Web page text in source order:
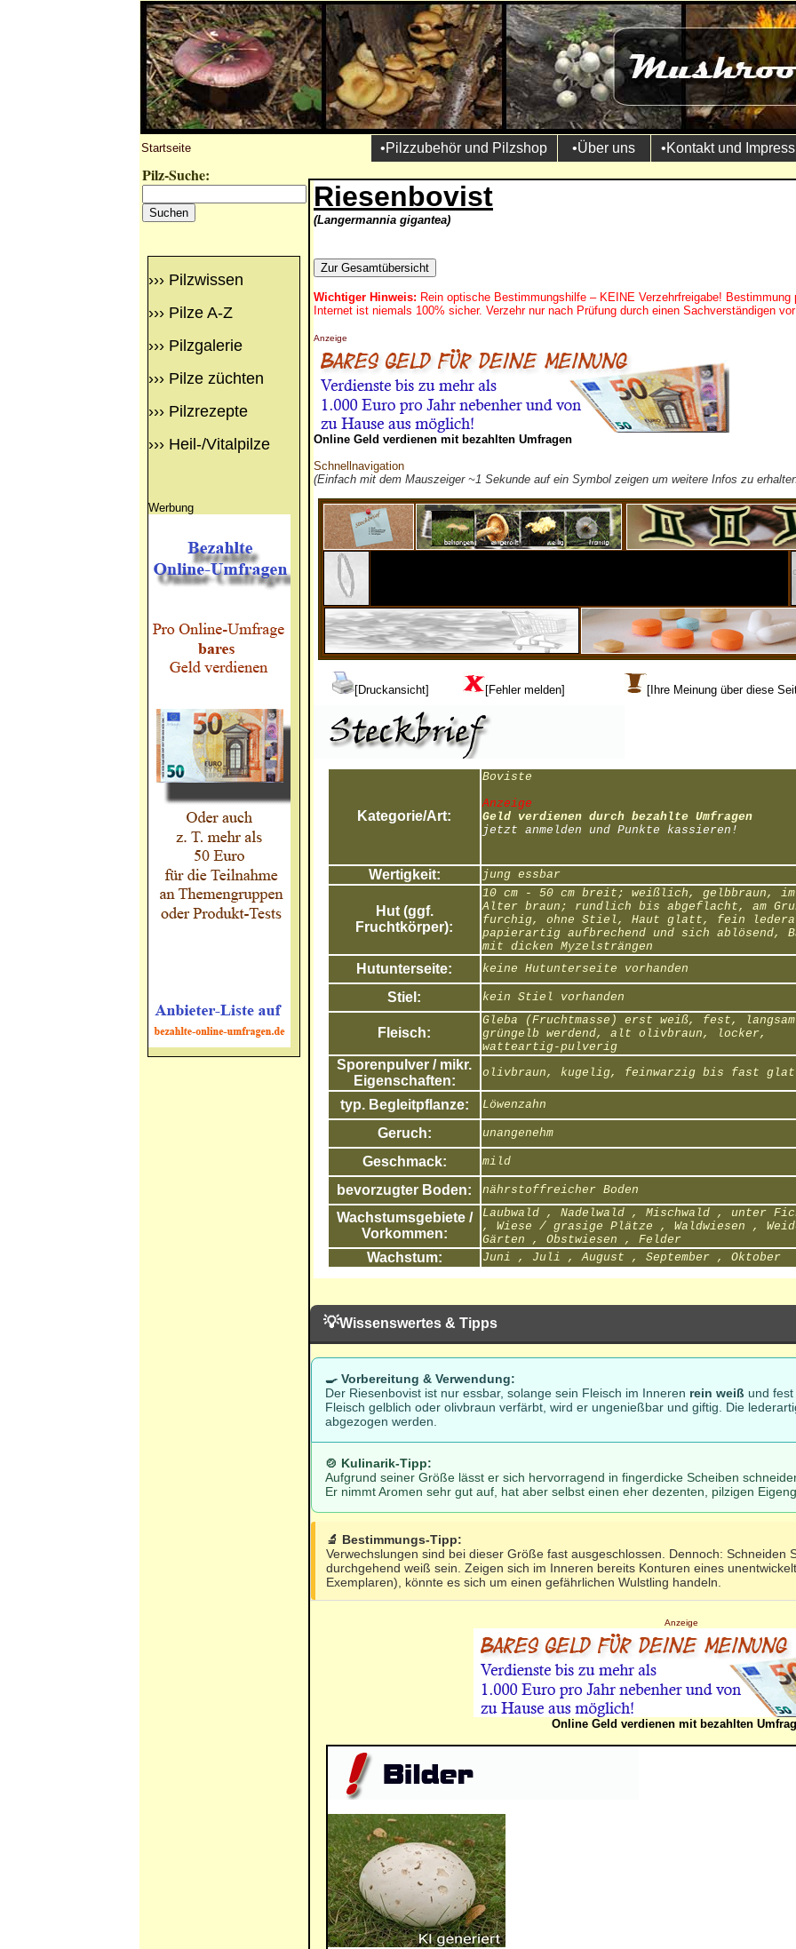
Startseite •Pilzzubehör und Pilzshop •Über uns •Kontakt und
Pilz-Suche:
››› Pilzwissen
››› Pilze A-Z
››› Pilzgalerie
››› Pilze züchten
››› Pilzrezepte
››› Heil-/Vitalpilze
Werbung
Riesenbovist
(Langermannia gigantea)
Wichtiger Hinweis: Rein optische Bestimmungshilfe – KEINE Verzehrfreigabe! Bestimmung
Internet ist niemals 100% sicher. Verzehr nur nach Prüfung durch einen Sachverständigen
Anzeige
Online Geld verdienen mit bezahlten Umfragen
Schnellnavigation
(Einfach mit dem Mauszeiger ~1 Sekunde auf ein Symbol zeigen um weitere Infos zu
[Druckansicht] [Fehler melden] [Ihre Meinung über diese
Kategorie/Art:
Boviste
Anzeige
Geld verdienen durch bezahlte Umfragen
jetzt anmelden und Punkte kassieren!
Wertigkeit: jung essbar
Hut (ggf.
Fruchtkörper):
10 cm - 50 cm breit; weißlich, gelbbraun, im
Alter braun; rundlich bis abgeflacht, am
furchig, ohne Stiel, Haut glatt, fein
papierartig aufbrechend und sich ablösend,
mit dicken Myzelsträngen
Hutunterseite: keine Hutunterseite vorhanden
Stiel: kein Stiel vorhanden
Fleisch:
Gleba (Fruchtmasse) erst weiß, fest, langsam
grüngelb werdend, alt olivbraun, locker,
watteartig-pulverig
Sporenpulver / mikr.
Eigenschaften:
olivbraun, kugelig, feinwarzig bis fast
typ. Begleitpflanze: Löwenzahn
Geruch: unangenehm
Geschmack: mild
bevorzugter Boden: nährstoffreicher Boden
Wachstumsgebiete /
Vorkommen:
Laubwald , Nadelwald , Mischwald , unter
, Wiese / grasige Plätze , Waldwiesen ,
Gärten , Obstwiesen , Felder
Wachstum: Juni , Juli , August , September , Oktober
💡Wissenswertes & Tipps
🍳 Vorbereitung & Verwendung:
Der Riesenbovist ist nur essbar, solange sein Fleisch im Inneren rein weiß und
Fleisch gelblich oder olivbraun verfärbt, wird er ungenießbar und giftig. Die
abgezogen werden.
🍲 Kulinarik-Tipp:
Aufgrund seiner Größe lässt er sich hervorragend in fingerdicke Scheiben
Er nimmt Aromen sehr gut auf, hat aber selbst einen eher dezenten, pilzigen
🔬 Bestimmungs-Tipp:
Verwechslungen sind bei dieser Größe fast ausgeschlossen. Dennoch: Schneiden
durchgehend weiß sein. Zeigen sich im Inneren bereits Konturen eines
Exemplaren), könnte es sich um einen gefährlichen Wulstling handeln.
Anzeige
Online Geld verdienen mit bezahlten